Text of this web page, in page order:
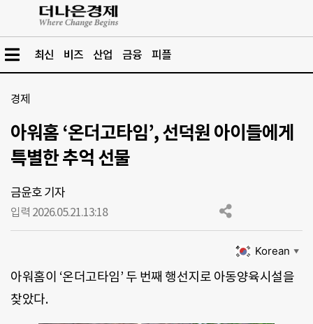
최신 비즈 산업 금융 피플
경제
아워홈 ‘온더고타임’, 선덕원 아이들에게
특별한 추억 선물
금윤호 기자
입력 2026.05.21.13:18
Korean ▼
아워홈이 ‘온더고타임’ 두 번째 행선지로 아동양육시설을
찾았다.